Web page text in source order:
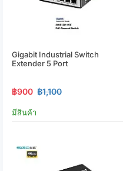
Gigabit Industrial Switch
Extender 5 Port
฿900 ฿1,100
มีสินค้า